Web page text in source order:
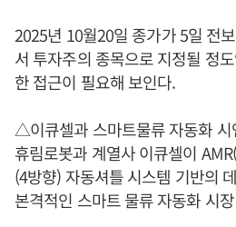
2025년 10월20일 종가가 5일 전
서 투자주의 종목으로 지정될 정
한 접근이 필요해 보인다.
△이큐셀과 스마트물류 자동화 시
휴림로봇과 계열사 이큐셀이
(4방향) 자동셔틀 시스템 기반의
본격적인 스마트 물류 자동화 시